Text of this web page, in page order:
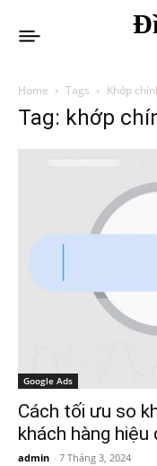
Home Tags Khớp
Tag: khớp
Google Ads
Cách tối ưu so
khách hàng hiệu
admin - 7 Tháng 3, 2024